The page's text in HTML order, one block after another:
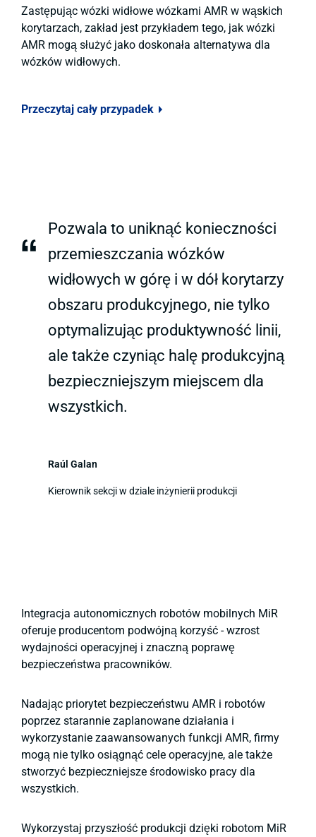
Zastępując wózki widłowe wózkami AMR w wąskich
korytarzach, zakład jest przykładem tego, jak wózki
AMR mogą służyć jako doskonała alternatywa dla
wózków widłowych.
Przeczytaj cały przypadek
“
Pozwala to uniknąć konieczności
przemieszczania wózków
widłowych w górę i w dół korytarzy
obszaru produkcyjnego, nie tylko
optymalizując produktywność linii,
ale także czyniąc halę produkcyjną
bezpieczniejszym miejscem dla
wszystkich.
Raúl Galan
Kierownik sekcji w dziale inżynierii produkcji
Integracja autonomicznych robotów mobilnych MiR
oferuje producentom podwójną korzyść - wzrost
wydajności operacyjnej i znaczną poprawę
bezpieczeństwa pracowników.
Nadając priorytet bezpieczeństwu AMR i robotów
poprzez starannie zaplanowane działania i
wykorzystanie zaawansowanych funkcji AMR, firmy
mogą nie tylko osiągnąć cele operacyjne, ale także
stworzyć bezpieczniejsze środowisko pracy dla
wszystkich.
Wykorzystaj przyszłość produkcji dzięki robotom MiR